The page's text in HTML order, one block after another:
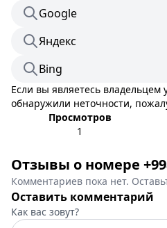
Google
Яндекс
Bing
Если вы являетесь владельцем
обнаружили неточности,
Просмотров
1
Отзывы о номере
Комментариев пока нет.
Оставить комментарий
Как вас зовут?